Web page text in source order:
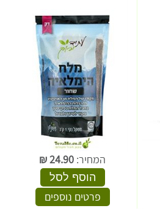
המחיר: 24.90
₪
הוסף לסל
פרטים נוספים